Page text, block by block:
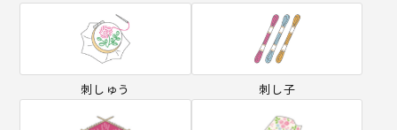
刺しゅう 刺し子